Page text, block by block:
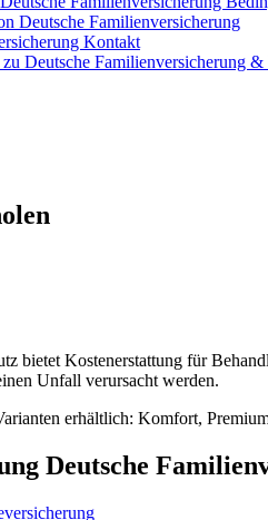
Deutsche Familienversicherung
Kontakt
Deutsche Familienversicherung
bietet Kostenerstattung für
Unfall verursacht werden.
erhältlich: Komfort,
Deutsche